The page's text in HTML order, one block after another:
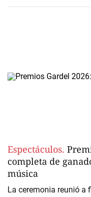
Espectáculos.
completa de
música
La ceremonia reunió a